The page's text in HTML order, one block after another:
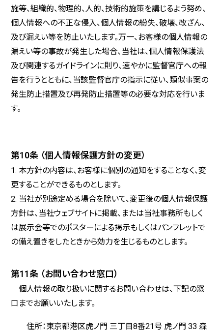
施等、組織的、物理的、人的、技術的施策を講じるよう努め、
個人情報への不正な侵入、個人情報の紛失、破壊、改ざん、
及び漏えい等を防止いたします。万一、お客様の個人情報の
漏えい等の事故が発生した場合、当社は、個人情報保護法
及び関連するガイドラインに則り、速やかに監督官庁への報
告を行うとともに、当該監督官庁の指示に従い、類似事案の
発生防止措置及び再発防止措置等の必要な対応を行いま
す。
第10条 （個人情報保護方針の変更）
1. 本方針の内容は、お客様に個別の通知をすることなく、変
更することができるものとします。
2. 当社が別途定める場合を除いて、変更後の個人情報保護
方針は、当社ウェブサイトに掲載、または当社事務所もしく
は展示会等でのポスターによる掲示もしくはパンフレットで
の備え置きをしたときから効力を生じるものとします。
第11条 （お問い合わせ窓口）
個人情報の取り扱いに関するお問い合わせは、下記の窓
口までお願いいたします。
住所：東京都港区虎ノ門 三丁目8番21号 虎ノ門 33 森